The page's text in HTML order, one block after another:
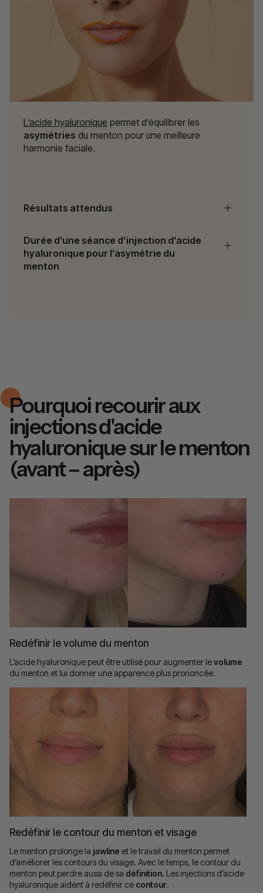
L’acide hyaluronique permet d’équilibrer les
asymétries du menton pour une meilleure
harmonie faciale.
Résultats attendus
Durée d’une séance d’injection d’acide
hyaluronique pour l’asymétrie du
menton
Pourquoi recourir aux
injections d'acide
hyaluronique sur le menton
(avant – après)
Redéfinir le volume du menton
L’acide hyaluronique peut être utilisé pour augmenter levolume
du menton et lui donner une apparence plus prononcée.
Redéfinir le contour du menton et visage
Le menton prolonge la jawline et le travail du menton permet
d’améliorer les contours du visage. Avec le temps, le contour du
menton peut perdre aussi de sa définition. Les injections d’acide
hyaluronique aident à redéfinir ce contour.